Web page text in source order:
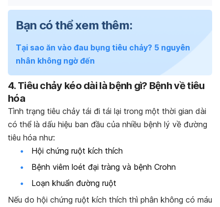
Bạn có thể xem thêm:
Tại sao ăn vào đau bụng tiêu chảy? 5 nguyên
nhân không ngờ đến
4. Tiêu chảy kéo dài là bệnh gì? Bệnh về tiêu
hóa
Tình trạng tiêu chảy tái đi tái lại trong một thời gian dài
có thể là dấu hiệu ban đầu của nhiều bệnh lý về đường
tiêu hóa như:
Hội chứng ruột kích thích
Bệnh viêm loét đại tràng và bệnh Crohn
Loạn khuẩn đường ruột
Nếu do hội chứng ruột kích thích thì phân không có máu